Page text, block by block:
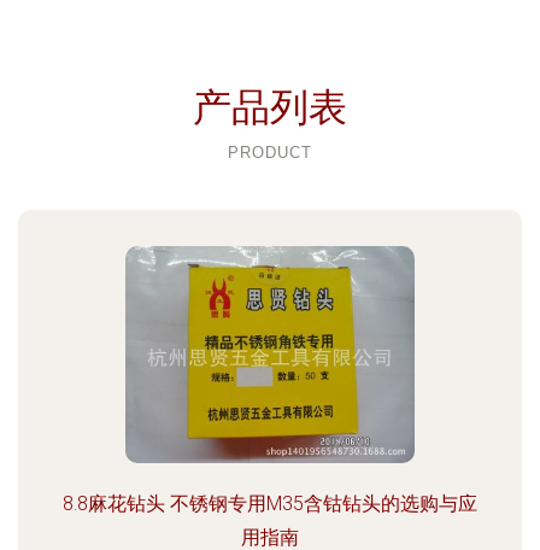
产品列表
PRODUCT
8.8麻花钻头 不锈钢专用M35含钴钻头的选购与应
用指南